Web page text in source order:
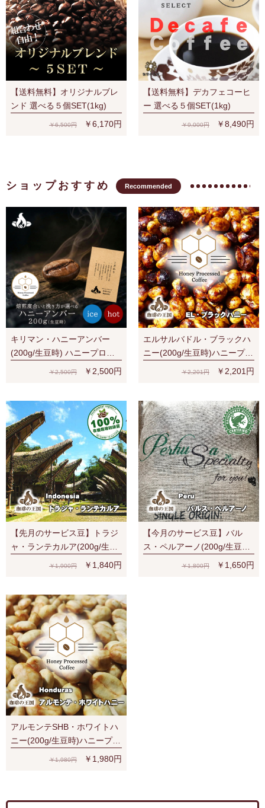
【送料無料】オリジナルブレ
ンド 選べる５個SET(1kg)
￥6,500円 ￥6,170円
【送料無料】デカフェコーヒ
ー 選べる５個SET(1kg)
￥9,000円 ￥8,490円
ショップおすすめ Recommended
キリマン・ハニーアンバー
(200g/生豆時) ハニープロセ
￥2,500円 ￥2,500円
エルサルバドル・ブラックハ
ニー(200g/生豆時)ハニープロ
￥2,201円 ￥2,201円
【先月のサービス豆】トラジ
ャ・ランテカルア(200g/生豆
時)有機栽培コーヒー豆 無農
￥1,900円 ￥1,840円
【今月のサービス豆】バル
ス・ペルアーノ(200g/生豆
時)RA認証 スペシャルティ 芳
￥1,800円 ￥1,650円
アルモンテSHB・ホワイトハ
ニー(200g/生豆時)ハニープロ
￥1,980円 ￥1,980円